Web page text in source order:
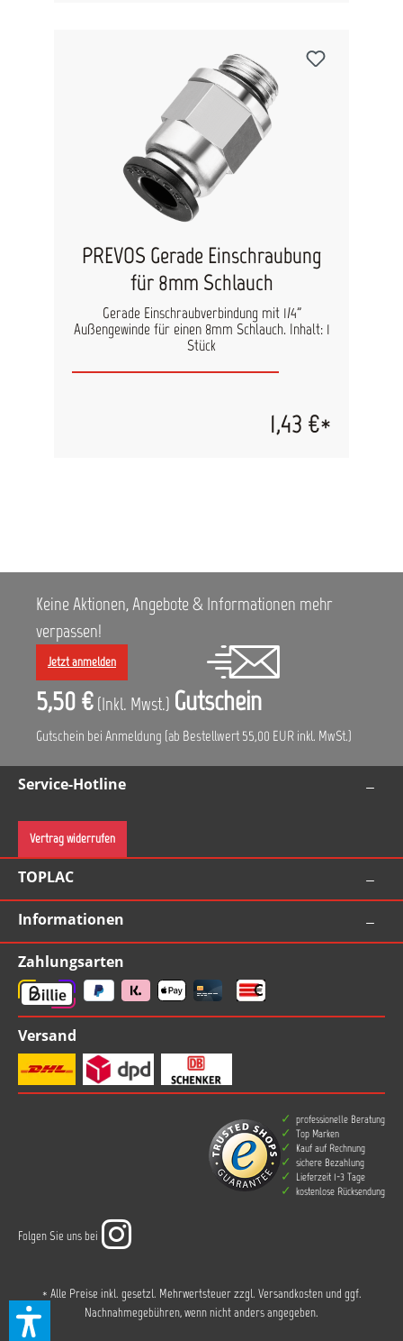
PREVOS Gerade Einschraubung
für 8mm Schlauch
Gerade Einschraubverbindung mit 1/4"
Außengewinde für einen 8mm Schlauch. Inhalt: 1
Stück
1,43 €*
Keine Aktionen, Angebote & Informationen mehr
verpassen!
Jetzt anmelden
5,50 € (Inkl. Mwst.) Gutschein
Gutschein bei Anmeldung (ab Bestellwert 55,00 EUR inkl. MwSt.)
Service-Hotline
Vertrag widerrufen
TOPLAC
Informationen
Zahlungsarten
Versand
professionelle Beratung
Top Marken
Kauf auf Rechnung
sichere Bezahlung
Lieferzeit 1-3 Tage
kostenlose Rücksendung
Folgen Sie uns bei
* Alle Preise inkl. gesetzl. Mehrwertsteuer zzgl. Versandkostenund ggf.
Nachnahmegebühren, wenn nicht anders angegeben.